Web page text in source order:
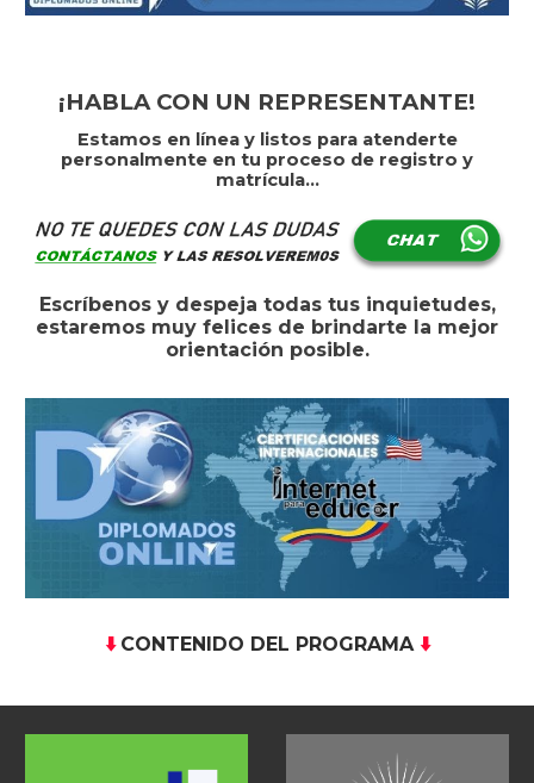
¡HABLA CON UN REPRESENTANTE!
Estamos en línea y listos para atenderte
personalmente en tu proceso de registro y
matrícula...
Escríbenos y despeja todas tus inquietudes,
estaremos muy felices de brindarte la mejor
orientación posible.
⬇️ CONTENIDO DEL PROGRAMA ⬇️